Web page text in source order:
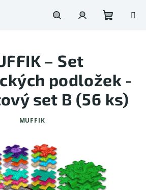
– Set
podložek -
set B (56 ks)
MUFFIK